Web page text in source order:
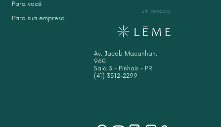
Para você
Para sua empresa
um produto
Av. Jacob Macanhan,
960
Sala 3 - Pinhais - PR
(41) 3512-2299